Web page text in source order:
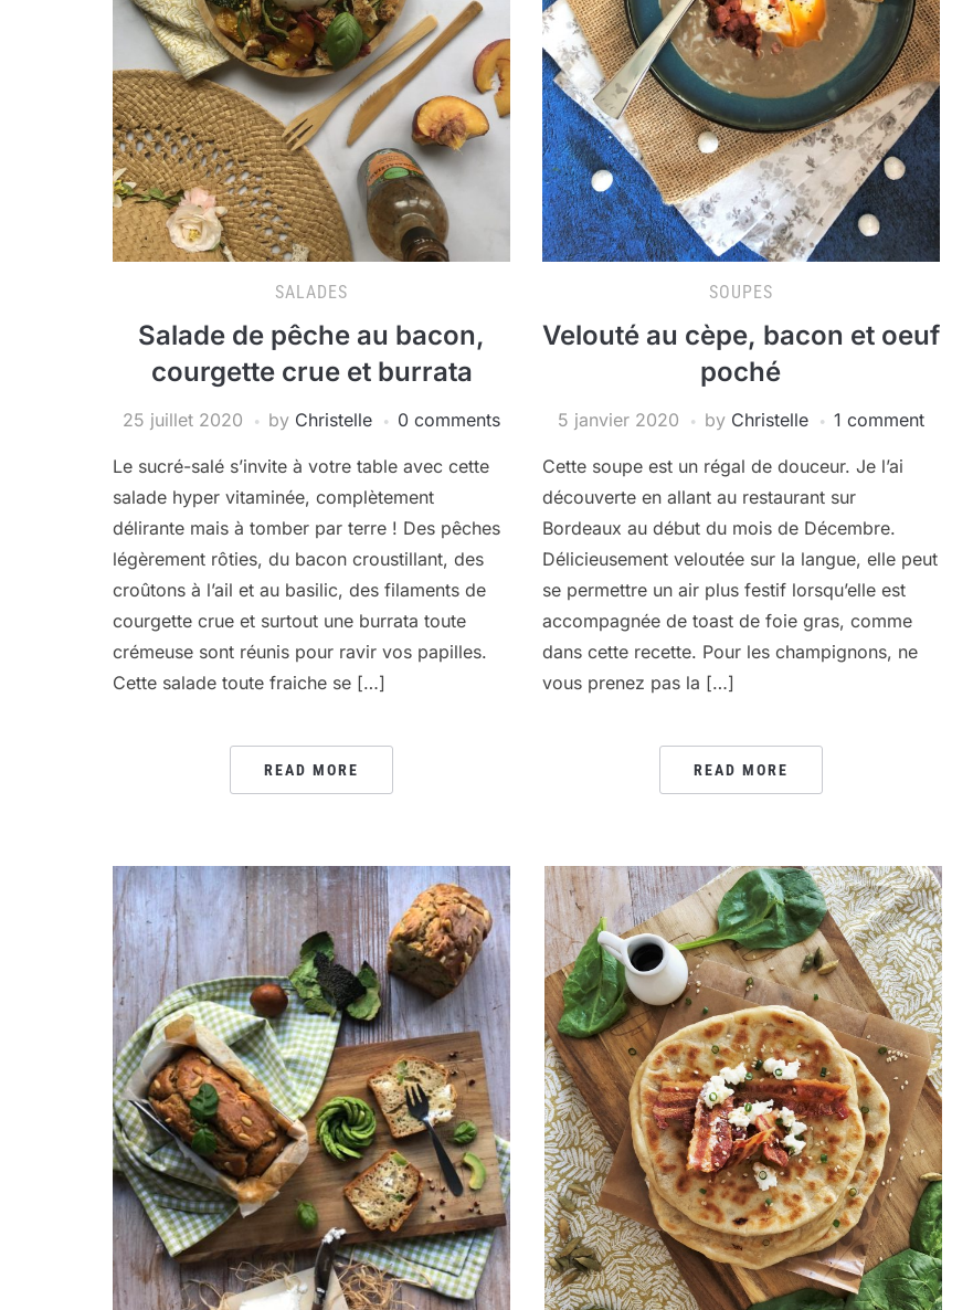
SALADES
Salade de pêche au bacon,
courgette crue et burrata
25 juillet 2020 by Christelle 0 comments
Le sucré-salé s’invite à votre table avec cette
salade hyper vitaminée, complètement
délirante mais à tomber par terre ! Des pêches
légèrement rôties, du bacon croustillant, des
croûtons à l’ail et au basilic, des filaments de
courgette crue et surtout une burrata toute
crémeuse sont réunis pour ravir vos papilles.
Cette salade toute fraiche se […]
READ MORE
SOUPES
Velouté au cèpe, bacon et oeuf
poché
5 janvier 2020 by Christelle 1 comment
Cette soupe est un régal de douceur. Je l’ai
découverte en allant au restaurant sur
Bordeaux au début du mois de Décembre.
Délicieusement veloutée sur la langue, elle peut
se permettre un air plus festif lorsqu’elle est
accompagnée de toast de foie gras, comme
dans cette recette. Pour les champignons, ne
vous prenez pas la […]
READ MORE